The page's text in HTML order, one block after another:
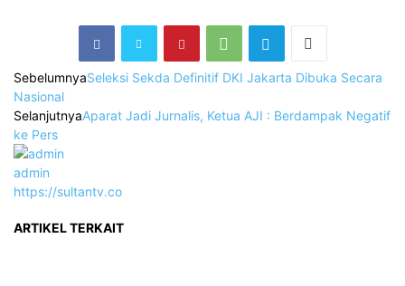
SebelumnyaSeleksi Sekda Definitif DKI Jakarta Dibuka Secara
Nasional
SelanjutnyaAparat Jadi Jurnalis, Ketua AJI : Berdampak Negatif
ke Pers
admin
https://sultantv.co
ARTIKEL TERKAIT